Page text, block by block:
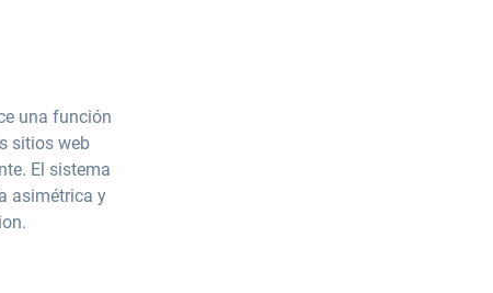
una función
sitios web
El sistema
asimétrica y